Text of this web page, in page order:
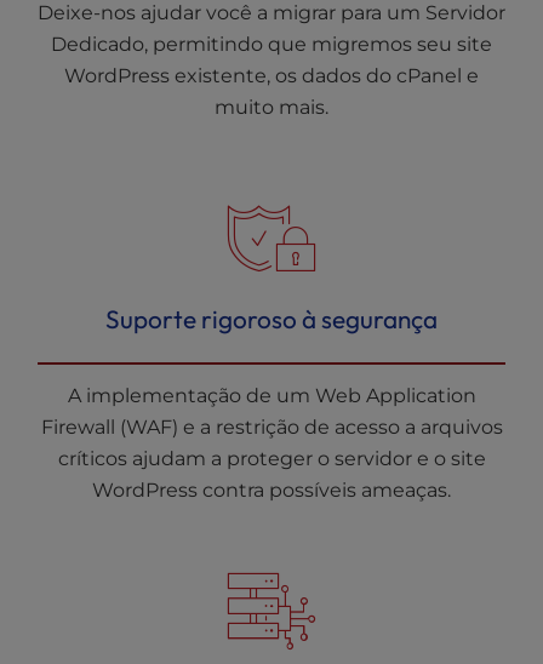
Deixe-nos ajudar você a migrar para um Servidor
Dedicado, permitindo que migremos seu site
WordPress existente, os dados do cPanel e
muito mais.
Suporte rigoroso à segurança
A implementação de um Web Application
Firewall (WAF) e a restrição de acesso a arquivos
críticos ajudam a proteger o servidor e o site
WordPress contra possíveis ameaças.